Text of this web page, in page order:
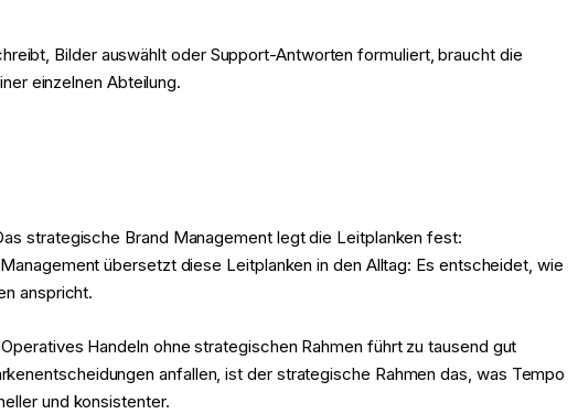
Bilder auswählt oder Support-Antworten formuliert, braucht die
einzelnen Abteilung.
strategische Brand Management legt die Leitplanken fest:
übersetzt diese Leitplanken in den Alltag: Es entscheidet, wie
anspricht.
Handeln ohne strategischen Rahmen führt zu tausend gut
anfallen, ist der strategische Rahmen das, was Tempo
und konsistenter.